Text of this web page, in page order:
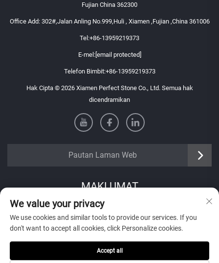
Fujian China 362300
Office Add: 302#,Jalan Anling No.999,Huli , Xiamen ,Fujian ,China 361006
Tel:+86-13959219373
E-mel:[email protected]
Telefon Bimbit:+86-13959219373
Hak Cipta © 2026 Xiamen Perfect Stone Co., Ltd. Semua hak
dicendramikan
Pautan Laman Web
MAKLUMAT
Daftar untuk menerima buletin mingguan kami
We value your privacy
We use cookies and similar tools to provide our services. If you
don't want to accept all cookies, click Personalize cookies.
Accept all